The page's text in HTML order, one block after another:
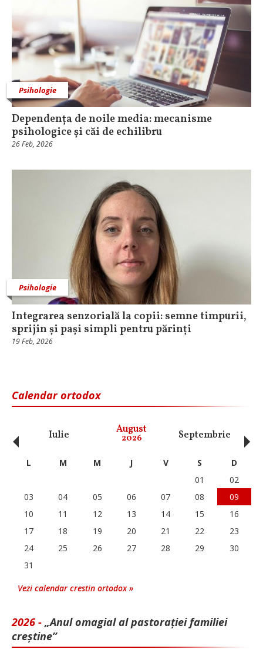
Psihologie
Dependența de noile media: mecanisme
psihologice și căi de echilibru
26 Feb, 2026
Psihologie
Integrarea senzorială la copii: semne timpurii,
sprijin și pași simpli pentru părinți
19 Feb, 2026
Calendar ortodox
Iulie August
2026 Septembrie
‹ L M M J V S
D
01
02
03
04 05 06 07 08
09
10
11 12 13 14 15
16
17
18 19 20 21 22
23
24
25 26 27 28 29
30
31
Vezi calendar crestin ortodox »
2026 - „Anul omagial al pastorației familiei
creștine”